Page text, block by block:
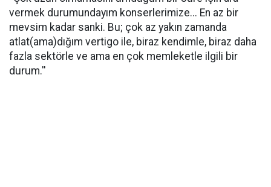
vermek durumundayım konserlerimize... En az bir
mevsim kadar sanki. Bu; çok az yakın zamanda
atlat(ama)dığım vertigo ile, biraz kendimle, biraz daha
fazla sektörle ve ama en çok memleketle ilgili bir
durum.''